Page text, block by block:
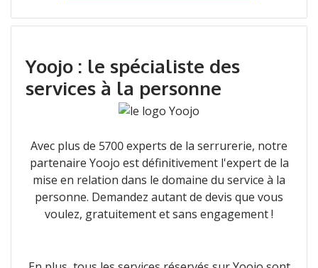
Yoojo : le spécialiste des
services à la personne
Avec plus de 5700 experts de la serrurerie, notre
partenaire Yoojo est définitivement l'expert de la
mise en relation dans le domaine du service à la
personne. Demandez autant de devis que vous
voulez, gratuitement et sans engagement !